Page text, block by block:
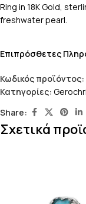
Ring in 18K Gold,
freshwater pearl.
Επιπρόσθετες
Κωδικός προϊόντος:
Κατηγορίες:
Share:
Σχετικά